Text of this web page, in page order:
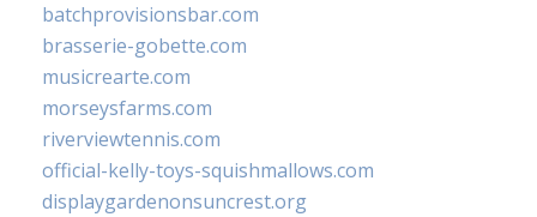
batchprovisionsbar.com
brasserie-gobette.com
musicrearte.com
morseysfarms.com
riverviewtennis.com
official-kelly-toys-squishmallows.com
displaygardenonsuncrest.org